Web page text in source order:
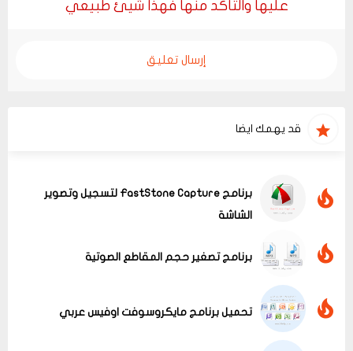
عليها والتأكد منها فهذا شيئ طبيعي
إرسال تعليق
قد يهمك ايضا
برنامج FastStone Capture لتسجيل وتصوير
الشاشة
برنامج تصغير حجم المقاطع الصوتية
تحميل برنامج مايكروسوفت اوفيس عربي